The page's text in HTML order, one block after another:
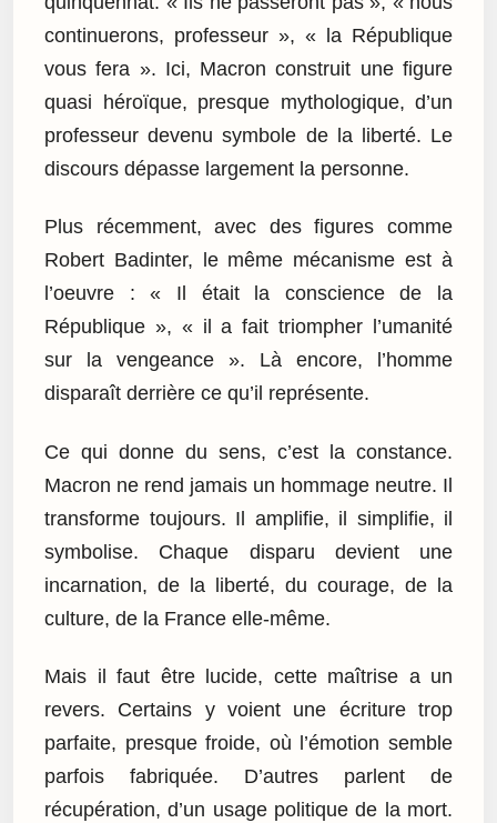
continuerons, professeur », « la République
vous fera ». Ici, Macron construit une figure
quasi héroïque, presque mythologique, d’un
professeur devenu symbole de la liberté. Le
discours dépasse largement la personne.
Plus récemment, avec des figures comme
Robert Badinter, le même mécanisme est à
l’oeuvre : « Il était la conscience de la
République », « il a fait triompher l’umanité
sur la vengeance ». Là encore, l’homme
disparaît derrière ce qu’il représente.
Ce qui donne du sens, c’est la constance.
Macron ne rend jamais un hommage neutre. Il
transforme toujours. Il amplifie, il simplifie, il
symbolise. Chaque disparu devient une
incarnation, de la liberté, du courage, de la
culture, de la France elle-même.
Mais il faut être lucide, cette maîtrise a un
revers. Certains y voient une écriture trop
parfaite, presque froide, où l’émotion semble
parfois fabriquée. D’autres parlent de
récupération, d’un usage politique de la mort.